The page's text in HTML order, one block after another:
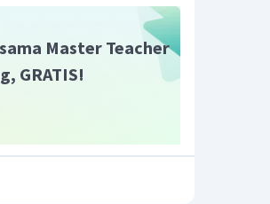
kausal pada
Master Teacher
GRATIS!